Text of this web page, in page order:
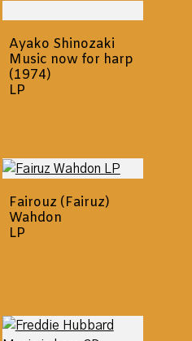
Ayako Shinozaki
Music now for harp
(1974)
LP
Fairouz (Fairuz)
Wahdon
LP